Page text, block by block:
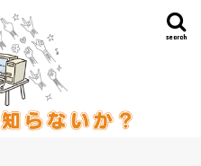
search